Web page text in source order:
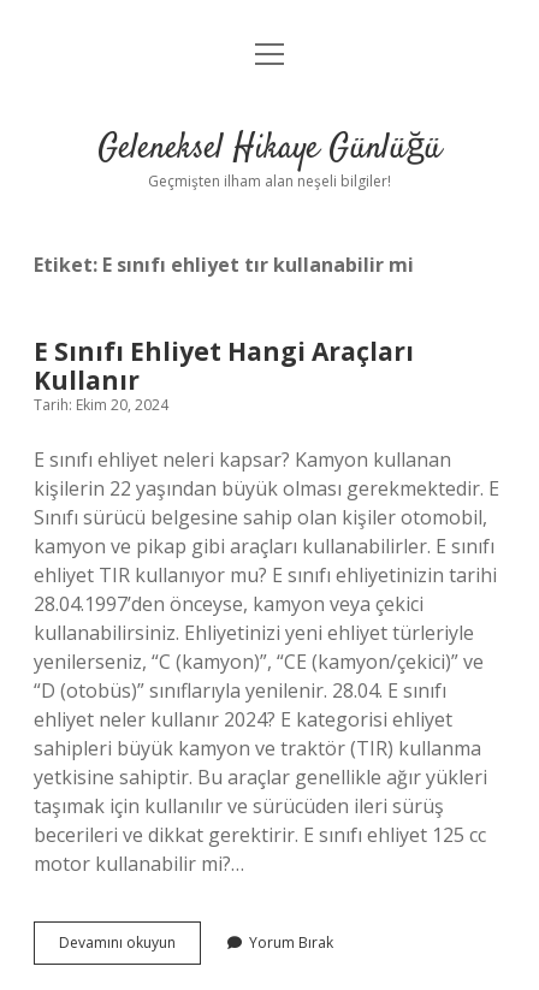
Anasayfa
Yasal Uyarı
menüyü
Geleneksel Hikaye Günlüğü
Geçmişten ilham alan neşeli bilgiler!
Etiket: E sınıfı ehliyet tır kullanabilir mi
E Sınıfı Ehliyet Hangi Araçları
Kullanır
Tarih: Ekim 20, 2024
E sınıfı ehliyet neleri kapsar? Kamyon kullanan
kişilerin 22 yaşından büyük olması gerekmektedir. E
Sınıfı sürücü belgesine sahip olan kişiler otomobil,
kamyon ve pikap gibi araçları kullanabilirler. E sınıfı
ehliyet TIR kullanıyor mu? E sınıfı ehliyetinizin tarihi
28.04.1997’den önceyse, kamyon veya çekici
kullanabilirsiniz. Ehliyetinizi yeni ehliyet türleriyle
yenilerseniz, “C (kamyon)”, “CE (kamyon/çekici)” ve
“D (otobüs)” sınıflarıyla yenilenir. 28.04. E sınıfı
ehliyet neler kullanır 2024? E kategorisi ehliyet
sahipleri büyük kamyon ve traktör (TIR) ​​kullanma
yetkisine sahiptir. Bu araçlar genellikle ağır yükleri
taşımak için kullanılır ve sürücüden ileri sürüş
becerileri ve dikkat gerektirir. E sınıfı ehliyet 125 cc
motor kullanabilir mi?…
Devamını okuyun
Sınıfı
Yorum Bırak